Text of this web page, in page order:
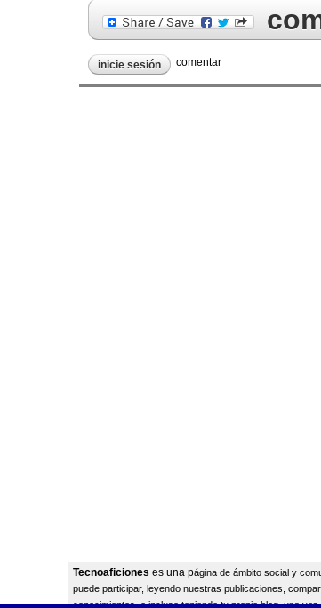
inicie sesión comentar
Tecnoaficiones es una página de ámbito social y
puede participar, leyendo nuestras publicaciones,
conocimientos, o incluso teniendo tu propio blog, una